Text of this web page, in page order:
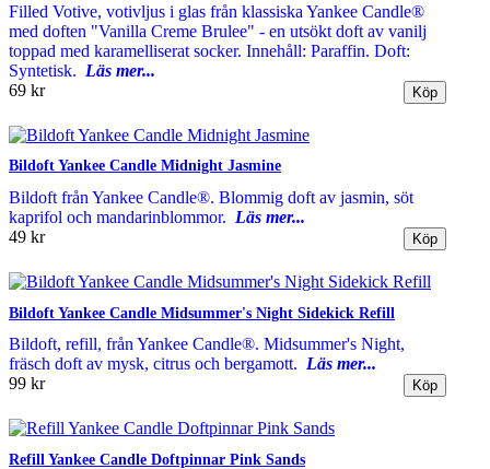
Filled Votive, votivljus i glas från klassiska Yankee Candle®
med doften "Vanilla Creme Brulee" - en utsökt doft av vanilj
toppad med karamelliserat socker. Innehåll: Paraffin. Doft:
Syntetisk. Läs mer...
69 kr
Bildoft Yankee Candle Midnight Jasmine
Bildoft från Yankee Candle®. Blommig doft av jasmin, söt
kaprifol och mandarinblommor. Läs mer...
49 kr
Bildoft Yankee Candle Midsummer's Night Sidekick Refill
Bildoft, refill, från Yankee Candle®. Midsummer's Night,
fräsch doft av mysk, citrus och bergamott. Läs mer...
99 kr
Refill Yankee Candle Doftpinnar Pink Sands